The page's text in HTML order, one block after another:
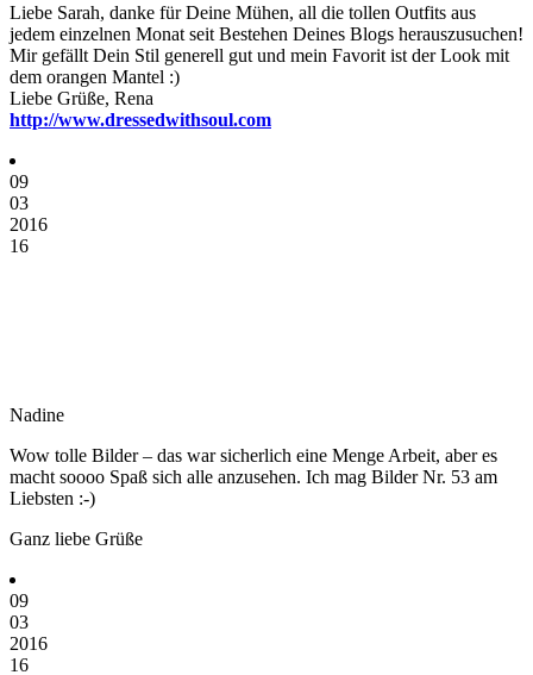
Liebe Sarah, danke für Deine Mühen, all die tollen Outfits aus
jedem einzelnen Monat seit Bestehen Deines Blogs herauszusuchen!
Mir gefällt Dein Stil generell gut und mein Favorit ist der Look mit
dem orangen Mantel :)
Liebe Grüße, Rena
http://www.dressedwithsoul.com
09
03
2016
16
Nadine
Wow tolle Bilder – das war sicherlich eine Menge Arbeit, aber es
macht soooo Spaß sich alle anzusehen. Ich mag Bilder Nr. 53 am
Liebsten :-)
Ganz liebe Grüße
09
03
2016
16